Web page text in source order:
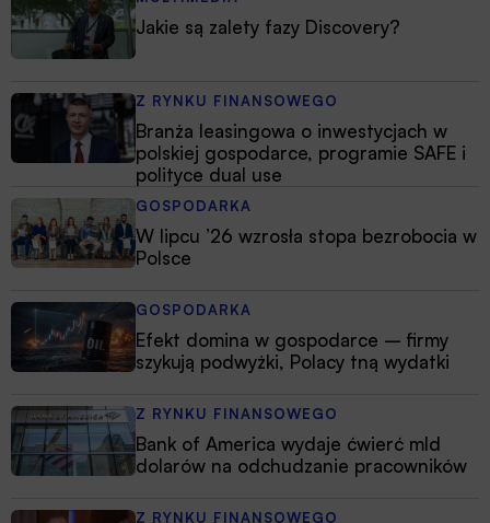
Jakie są zalety fazy Discovery?
Z RYNKU FINANSOWEGO
Branża leasingowa o inwestycjach w
polskiej gospodarce, programie SAFE i
polityce dual use
GOSPODARKA
W lipcu ’26 wzrosła stopa bezrobocia w
Polsce
GOSPODARKA
Efekt domina w gospodarce – firmy
szykują podwyżki, Polacy tną wydatki
Z RYNKU FINANSOWEGO
Bank of America wydaje ćwierć mld
dolarów na odchudzanie pracowników
Z RYNKU FINANSOWEGO